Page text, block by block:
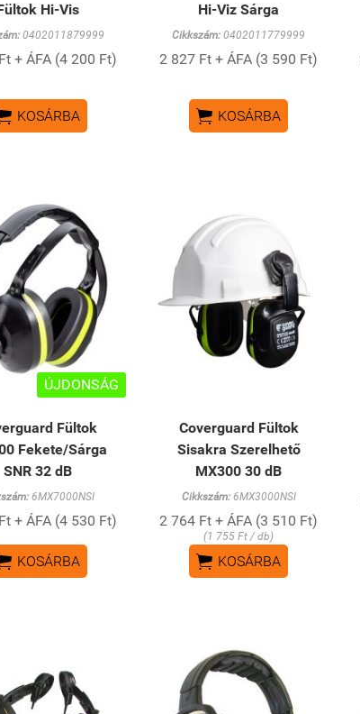
Hi-Vis
0402011879999
+ ÁFA (4 200 Ft)
KOSÁRBA
Hi-Viz Sárga
Cikkszám: 0402011779999
2 827 Ft + ÁFA (3 590 Ft)
 KOSÁRBA
ÚJDONSÁG
Fültok
Fekete/Sárga
SNR 32 dB
6MX7000NSI
+ ÁFA (4 530 Ft)
KOSÁRBA
Coverguard Fültok
Sisakra Szerelhető
MX300 30 dB
Cikkszám:6MX3000NSI
2 764 Ft + ÁFA (3 510 Ft)
(1 755 Ft / db)
 KOSÁRBA